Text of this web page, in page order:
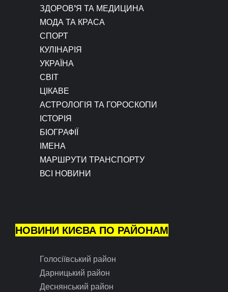
ЗДОРОВ’Я ТА МЕДИЦИНА
МОДА ТА КРАСА
СПОРТ
КУЛІНАРІЯ
УКРАЇНА
СВІТ
ЦІКАВЕ
АСТРОЛОГІЯ ТА ГОРОСКОПИ
ІСТОРІЯ
БІОГРАФІЇ
ІМЕНА
МАРШРУТИ ТРАНСПОРТУ
ВСІ НОВИНИ
НОВИНИ КИЄВА ПО РАЙОНАМ
Голосіївський район
Дарницький район
Деснянський район